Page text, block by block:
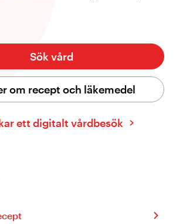
om recept och läkemedel
Sök vård
ett digitalt vårdbesök